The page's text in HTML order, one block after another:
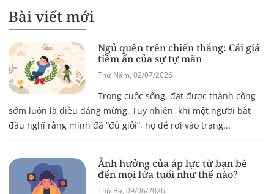
Bài viết mới
Ngủ quên trên chiến thắng: Cái giá
tiềm ẩn của sự tự mãn
Thứ Năm, 02/07/2026
Trong cuộc sống, đạt được thành công
sớm luôn là điều đáng mừng. Tuy nhiên, khi một người bắt
đầu nghĩ rằng mình đã “đủ giỏi”, họ dễ rơi vào trạng...
Ảnh hưởng của áp lực từ bạn bè
đến mọi lứa tuổi như thế nào?
Thứ Ba, 09/06/2026